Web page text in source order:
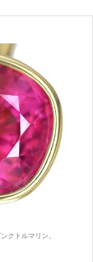
クトルマリン。